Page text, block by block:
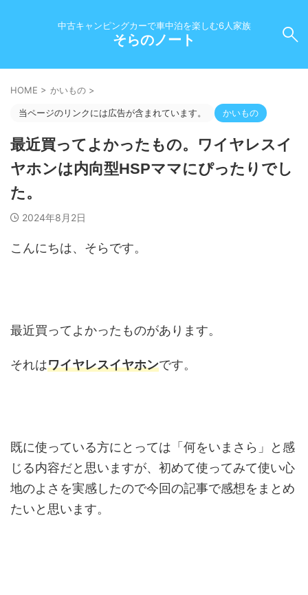
中古キャンピングカーで車中泊を楽しむ6人家族
そらのノート
HOME > かいもの >
当ページのリンクには広告が含まれています。 かいもの
最近買ってよかったもの。ワイヤレスイ
ヤホンは内向型HSPママにぴったりでし
た。
2024年8月2日
こんにちは、そらです。
最近買ってよかったものがあります。
それはワイヤレスイヤホンです。
既に使っている方にとっては「何をいまさら」と感
じる内容だと思いますが、初めて使ってみて使い心
地のよさを実感したので今回の記事で感想をまとめ
たいと思います。